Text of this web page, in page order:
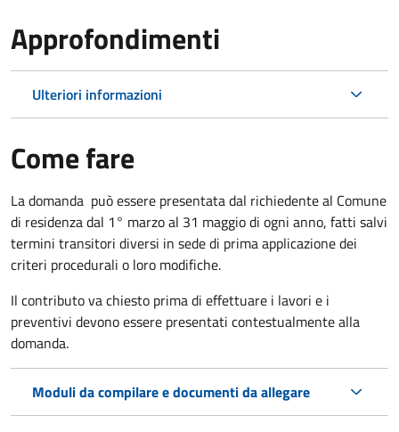
Approfondimenti
Ulteriori informazioni
Come fare
La domanda può essere presentata dal richiedente al Comune
di residenza dal 1° marzo al 31 maggio di ogni anno, fatti salvi
termini transitori diversi in sede di prima applicazione dei
criteri procedurali o loro modifiche.
Il contributo va chiesto prima di effettuare i lavori e i
preventivi devono essere presentati contestualmente alla
domanda.
Moduli da compilare e documenti da allegare